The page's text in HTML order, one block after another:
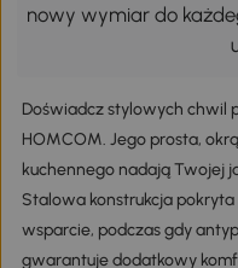
nowy wymiar do
Doświadcz stylowych chwil
HOMCOM. Jego prosta,
kuchennego nadają Twojej
Stalowa konstrukcja
wsparcie, podczas gdy
gwarantuje dodatkowy